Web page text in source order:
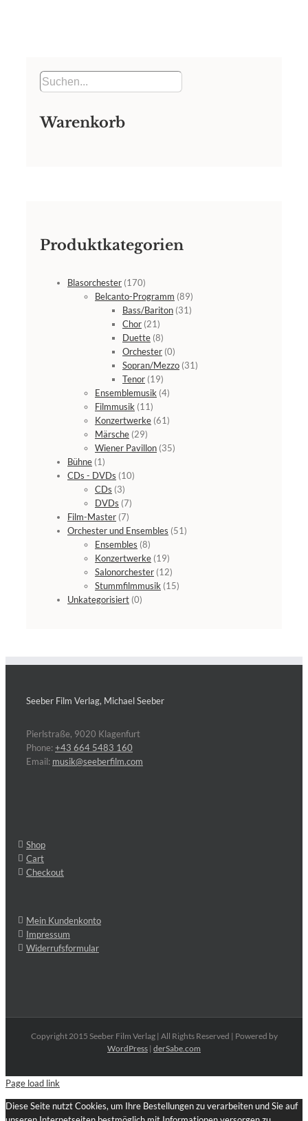
Produktkategorien
Blasorchester (170)
Belcanto-Programm (89)
Bass/Bariton (31)
Chor (21)
Duette (8)
Orchester (0)
Sopran/Mezzo (31)
Tenor (19)
Ensemblemusik (4)
Filmmusik (11)
Konzertwerke (61)
Märsche (29)
Wiener Pavillon (35)
Bühne (1)
CDs - DVDs (10)
CDs (3)
DVDs (7)
Film-Master (7)
Orchester und Ensembles (51)
Ensembles (8)
Konzertwerke (19)
Salonorchester (12)
Stummfilmmusik (15)
Unkategorisiert (0)
Warenkorb
Seeber Film Verlag, Michael Seeber
Pierlstraße, 9020 Klagenfurt
Phone:+43 664 5483 160
Email: musik@seeberfilm.com
Shop
Cart
Checkout
Mein Kundenkonto
Impressum
Widerrufsformular
Copyright 2015 Seeber Film Verlag | All Rights Reserved | Powered by
WordPress | derSabe.com
Page load link
Diese Seite nutzt Cookies, um Ihre Bestellungen zu verarbeiten und Sie auf